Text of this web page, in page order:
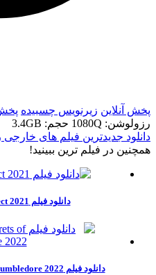
پخش آنلاین زیرنویس چسبیده
رزولوشن: 1080Q
حجم: 3.4GB
دانلود جدیدترین فیلم های خارجی
همچنين در فيلم ترين ببينيد!
دانلود فیلم The Marco Effect 2021 اثر مارکو
دانلود فیلم Fantastic Beasts: The Secrets of Dumbledore 2022